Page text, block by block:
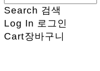
Search 검색
Log In 로그인
Cart장바구니